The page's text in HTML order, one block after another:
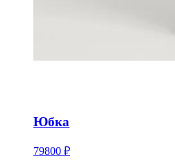
Юбка
79800 ₽